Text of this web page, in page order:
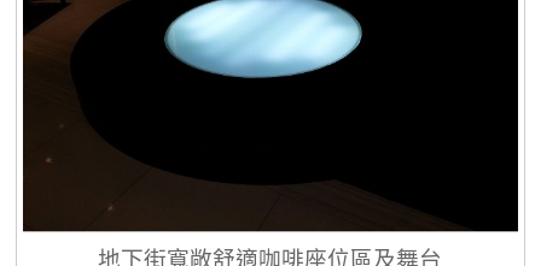
地下街寬敞舒適咖啡座位區及舞台